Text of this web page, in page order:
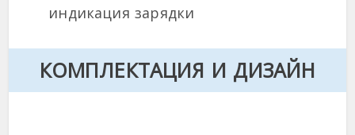
индикация зарядки
КОМПЛЕКТАЦИЯ И ДИЗАЙН